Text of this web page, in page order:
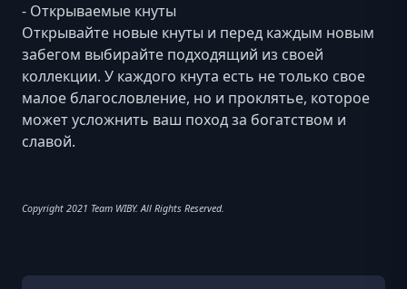
- Открываемые кнуты
Открывайте новые кнуты и перед каждым новым
забегом выбирайте подходящий из своей
коллекции. У каждого кнута есть не только свое
малое благословление, но и проклятье, которое
может усложнить ваш поход за богатством и
славой.
Copyright 2021 Team WIBY. All Rights Reserved.